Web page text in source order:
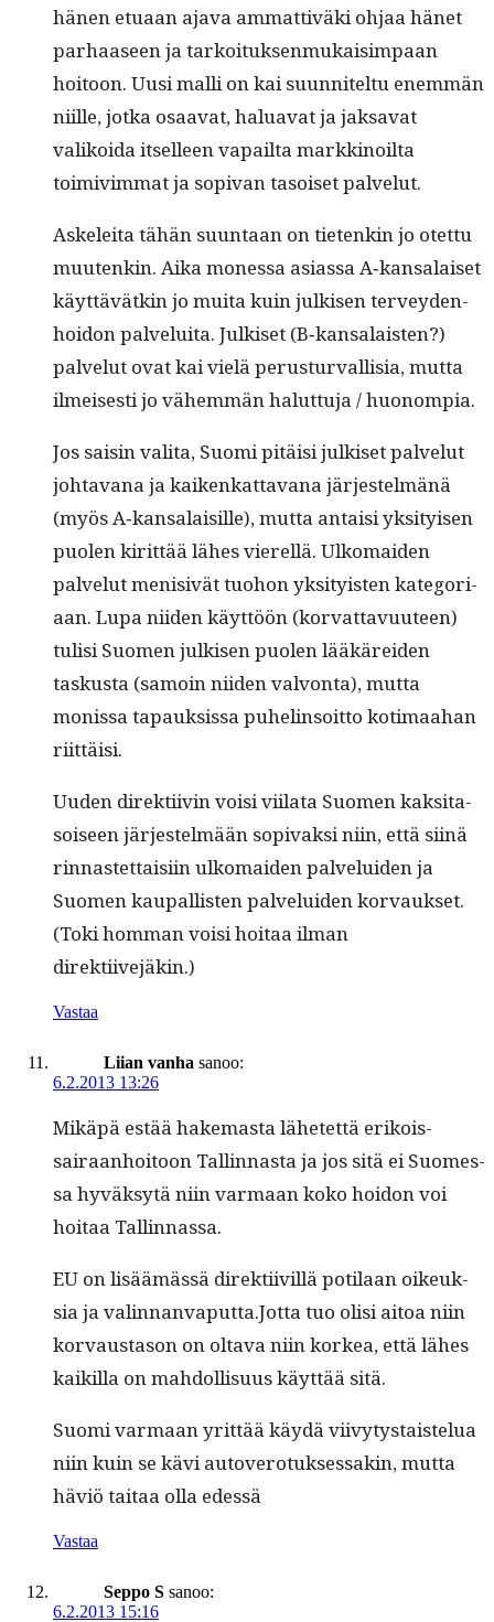
hänen etu­aan aja­va ammat­tivä­ki ohjaa hänet
parhaaseen ja tarkoituk­sen­mukaisim­paan
hoitoon. Uusi malli on kai suun­nitel­tu enem­män
niille, jot­ka osaa­vat, halu­a­vat ja jak­sa­vat
valikoi­da itselleen vapail­ta markki­noil­ta
toimivim­mat ja sopi­van tasoiset palvelut.
Askelei­ta tähän suun­taan on tietenkin jo otet­tu
muutenkin. Aika mon­es­sa asi­as­sa A‑kansalaiset
käyt­tävätkin jo mui­ta kuin julkisen ter­vey­den­
hoidon palvelui­ta. Julkiset (B‑kansalaisten?)
palve­lut ovat kai vielä perus­tur­val­lisia, mut­ta
ilmeis­es­ti jo vähem­män halut­tu­ja / huonompia.
Jos saisin vali­ta, Suo­mi pitäisi julkiset palve­lut
johta­vana ja kaikenkat­ta­vana jär­jestelmänä
(myös A‑kansalaisille), mut­ta antaisi yksi­tyisen
puolen kirit­tää läh­es vierel­lä. Ulko­maid­en
palve­lut meni­sivät tuo­hon yksi­ty­is­ten kat­e­go­ri­
aan. Lupa niiden käyt­töön (kor­vat­tavu­u­teen)
tulisi Suomen julkisen puolen lääkärei­den
taskus­ta (samoin niiden valvon­ta), mut­ta
monis­sa tapauk­sis­sa puhe­lin­soit­to koti­maa­han
riittäisi.
Uuden direk­ti­ivin voisi viila­ta Suomen kak­si­ta­
soiseen jär­jestelmään sopi­vak­si niin, että siinä
rin­nastet­taisi­in ulko­maid­en palvelu­iden ja
Suomen kau­pal­lis­ten palvelu­iden kor­vauk­set.
(Toki hom­man voisi hoitaa ilman
direktiivejäkin.)
Vastaa
Liian vanha sanoo:
6.2.2013 13:26
Mikäpä estää hake­mas­ta lähetet­tä erikois­
sairaan­hoitoon Tallinnas­ta ja jos sitä ei Suomes­
sa hyväksytä niin var­maan koko hoidon voi
hoitaa Tallinnassa.
EU on lisäämässä direk­ti­ivil­lä poti­laan oikeuk­
sia ja valinnanvaputta.Jotta tuo olisi aitoa niin
kor­vaus­ta­son on olta­va niin korkea, että läh­es
kaikil­la on mah­dol­lisu­us käyt­tää sitä.
Suo­mi var­maan yrit­tää käy­dä viivy­tys­tais­telua
niin kuin se kävi autovero­tuk­ses­sakin, mut­ta
häviö taitaa olla edessä
Vastaa
Seppo S sanoo:
6.2.2013 15:16